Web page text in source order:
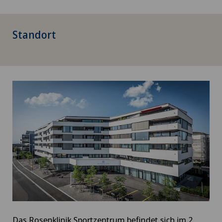
Standort
Das Rosenklinik Sportzentrum befindet sich im 2.